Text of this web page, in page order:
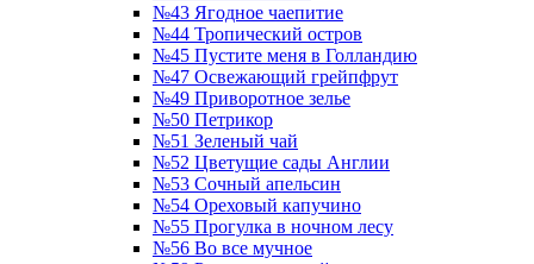
№43 Ягодное чаепитие
№44 Тропический остров
№45 Пустите меня в Голландию
№47 Освежающий грейпфрут
№49 Приворотное зелье
№50 Петрикор
№51 Зеленый чай
№52 Цветущие сады Англии
№53 Сочный апельсин
№54 Ореховый капучино
№55 Прогулка в ночном лесу
№56 Во все мучное